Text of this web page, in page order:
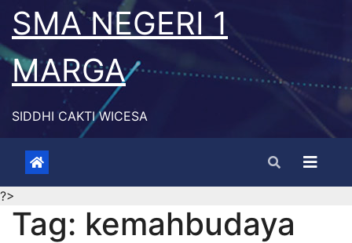
Skip
content
SMA NEGERI 1
MARGA
SIDDHI CAKTI WICESA
?>
Tag: kemahbudaya